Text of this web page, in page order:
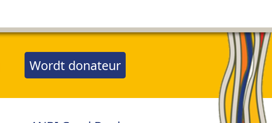
Wordt donateur